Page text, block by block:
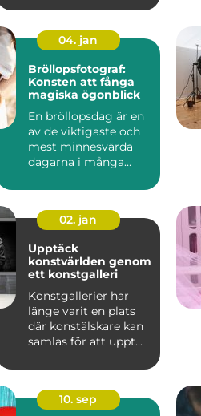
04. jan
Bröllopsfotograf:
Konsten att fånga
magiska ögonblick
En bröllopsdag är en
av de viktigaste och
mest minnesvärda
dagarna i många
02. jan
Upptäck
konstvärlden genom
ett konstgalleri
Konstgallerier har
länge varit en plats
där konstälskare kan
samlas för att uppt...
10. sep